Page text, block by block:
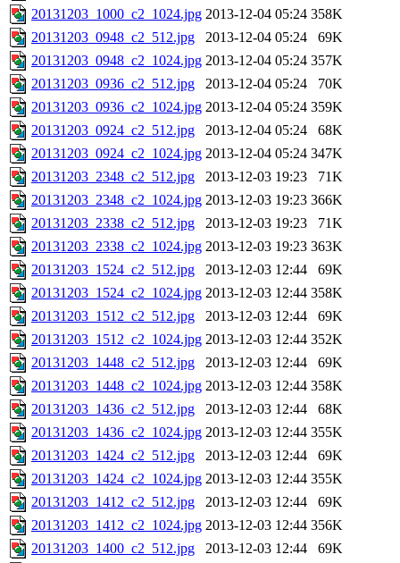
20131203_1000_c2_1024.jpg 2013-12-04 05:24 358K
20131203_0948_c2_512.jpg
2013-12-04 05:24
69K
20131203_0948_c2_1024.jpg 2013-12-04 05:24 357K
20131203_0936_c2_512.jpg
2013-12-04 05:24
70K
20131203_0936_c2_1024.jpg 2013-12-04 05:24 359K
20131203_0924_c2_512.jpg
2013-12-04 05:24
68K
20131203_0924_c2_1024.jpg 2013-12-04 05:24 347K
20131203_2348_c2_512.jpg
2013-12-03 19:23
71K
20131203_2348_c2_1024.jpg 2013-12-03 19:23 366K
20131203_2338_c2_512.jpg
2013-12-03 19:23
71K
20131203_2338_c2_1024.jpg 2013-12-03 19:23 363K
20131203_1524_c2_512.jpg
2013-12-03 12:44
69K
20131203_1524_c2_1024.jpg 2013-12-03 12:44 358K
20131203_1512_c2_512.jpg
2013-12-03 12:44
69K
20131203_1512_c2_1024.jpg 2013-12-03 12:44 352K
20131203_1448_c2_512.jpg
2013-12-03 12:44
69K
20131203_1448_c2_1024.jpg 2013-12-03 12:44 358K
20131203_1436_c2_512.jpg
2013-12-03 12:44
68K
20131203_1436_c2_1024.jpg 2013-12-03 12:44 355K
20131203_1424_c2_512.jpg
2013-12-03 12:44
69K
20131203_1424_c2_1024.jpg 2013-12-03 12:44 355K
20131203_1412_c2_512.jpg
2013-12-03 12:44
69K
20131203_1412_c2_1024.jpg 2013-12-03 12:44 356K
20131203_1400_c2_512.jpg
2013-12-03 12:44
69K